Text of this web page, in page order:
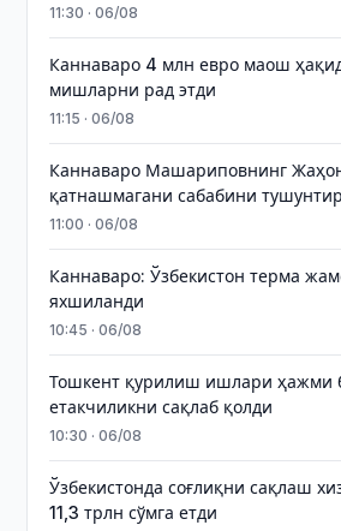
11:30 · 06/08
Каннаваро 4 млн евро маош
мишларни рад этди
11:15 · 06/08
Каннаваро Машариповнинг
қатнашмагани сабабини
11:00 · 06/08
Каннаваро: Ўзбекистон терма
яхшиланди
10:45 · 06/08
Тошкент қурилиш ишлари ҳажми
етакчиликни сақлаб қолди
10:30 · 06/08
Ўзбекистонда соғлиқни сақлаш
11,3 трлн сўмга етди